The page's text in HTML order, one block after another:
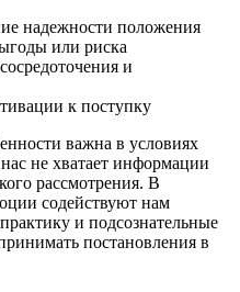
надежности положения
или риска
и
к поступку
важна в условиях
не хватает информации
рассмотрения. В
содействуют нам
и подсознательные
постановления в